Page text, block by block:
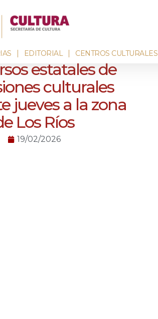
EDITORIAL CENTROS CULTURALES
estatales de
culturales
jueves a la zona
Los Ríos
19/02/2026